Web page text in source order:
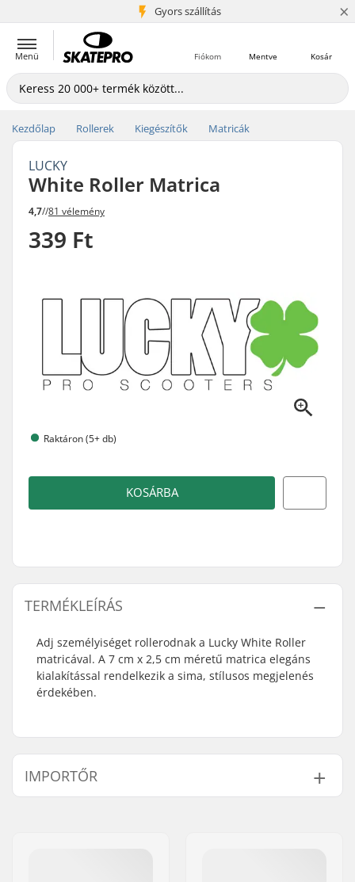
Gyors szállítás
5+ millió ügyfél ×
Menü Kosár
Mentve
Fiókom
Kezdőlap Rollerek Kiegészítők Matricák
LUCKY
White Roller Matrica
4,7//81 vélemény
339 Ft
Raktáron (5+ db)
KOSÁRBA
TERMÉKLEÍRÁS
Adj személyiséget rollerodnak a Lucky White Roller
matricával. A 7 cm x 2,5 cm méretű matrica elegáns
kialakítással rendelkezik a sima, stílusos megjelenés
érdekében.
IMPORTŐR